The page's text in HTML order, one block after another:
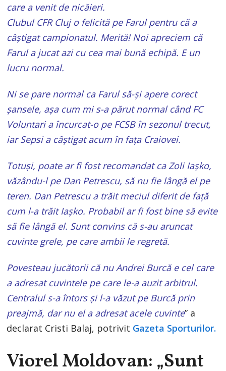
care a venit de nicăieri.
Clubul CFR Cluj o felicită pe Farul pentru că a
câștigat campionatul. Merită! Noi apreciem că
Farul a jucat azi cu cea mai bună echipă. E un
lucru normal.
Ni se pare normal ca Farul să-și apere corect
șansele, așa cum mi s-a părut normal când FC
Voluntari a încurcat-o pe FCSB în sezonul trecut,
iar Sepsi a câștigat acum în fața Craiovei.
Totuși, poate ar fi fost recomandat ca Zoli Iașko,
văzându-l pe Dan Petrescu, să nu fie lângă el pe
teren. Dan Petrescu a trăit meciul diferit de față
cum l-a trăit Iașko. Probabil ar fi fost bine să evite
să fie lângă el. Sunt convins că s-au aruncat
cuvinte grele, pe care ambii le regretă.
Povesteau jucătorii că nu Andrei Burcă e cel care
a adresat cuvintele pe care le-a auzit arbitrul.
Centralul s-a întors și l-a văzut pe Burcă prin
preajmă, dar nu el a adresat acele cuvinte” a
declarat Cristi Balaj, potrivit Gazeta Sporturilor.
Viorel Moldovan: „Sunt